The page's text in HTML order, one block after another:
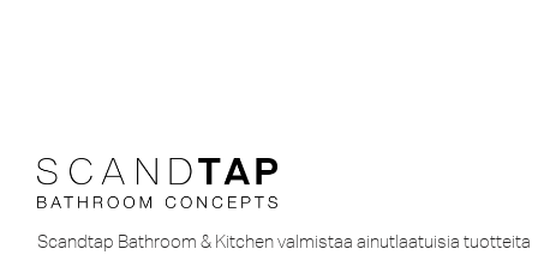
Scandtap Bathroom & Kitchen valmistaa ainutlaatuisia tuotteita